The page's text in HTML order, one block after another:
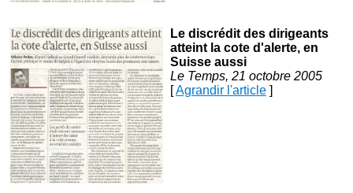
Le discrédit des dirigeants
atteint la cote d'alerte, en
Suisse aussi
Le Temps, 21 octobre 2005
[Agrandir l'article]